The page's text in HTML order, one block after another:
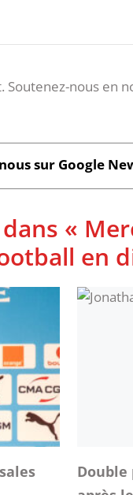
nous en
sur Google
«
en
Double